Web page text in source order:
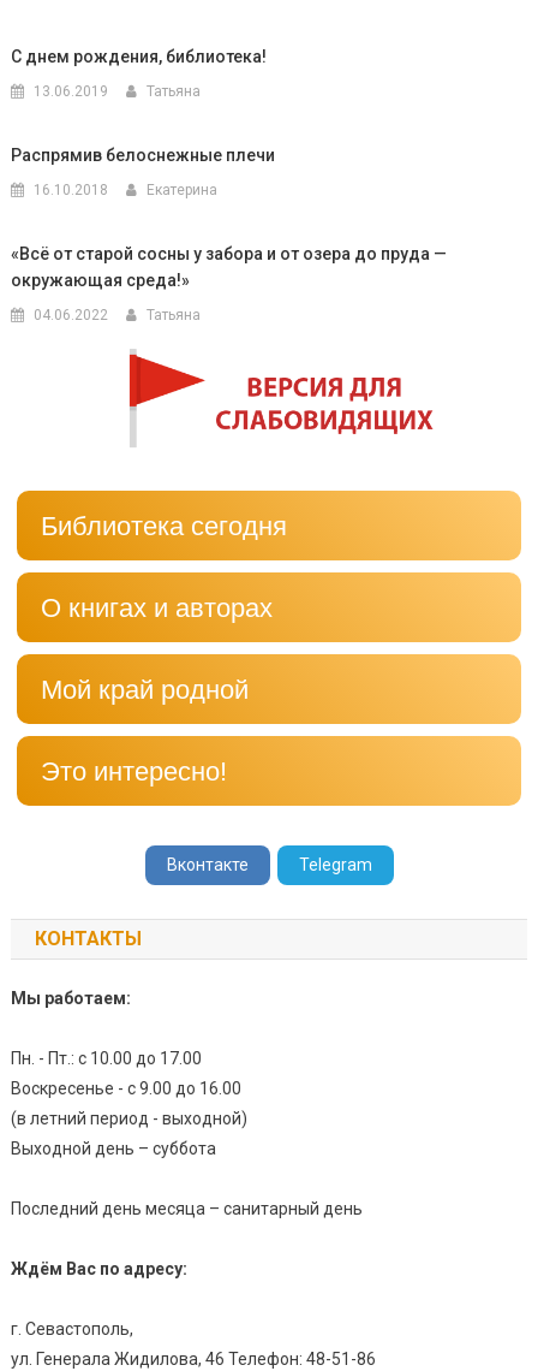
С днем рождения, библиотека!
13.06.2019 Татьяна
Распрямив белоснежные плечи
16.10.2018 Екатерина
«Всё от старой сосны у забора и от озера до пруда —
окружающая среда!»
04.06.2022 Татьяна
Библиотека сегодня
О книгах и авторах
Мой край родной
Это интересно!
Вконтакте Telegram
КОНТАКТЫ
Мы работаем:
Пн. - Пт.: с 10.00 до 17.00
Воскресенье - с 9.00 до 16.00
(в летний период - выходной)
Выходной день – суббота
Последний день месяца – санитарный день
Ждём Вас по адресу:
г. Севастополь,
ул. Генерала Жидилова, 46 Телефон: 48-51-86